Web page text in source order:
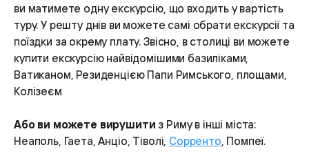
ви матимете одну екскурсію, що входить у вартість
туру. У решту днів ви можете самі обрати екскурсії та
поїздки за окрему плату. Звісно, в столиці ви можете
купити екскурсію найвідомішими базиліками,
Ватиканом, Резиденцією Папи Римського, площами,
Колізеєм
Або ви можете вирушити з Риму в інші міста:
Неаполь, Гаета, Анціо, Тіволі, Сорренто , Помпеї.